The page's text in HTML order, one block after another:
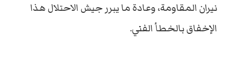
نيران المقاومة، وعادة ما يبرر جيش الاحتلال هذا
الإخفاق بالخطأ الفني.